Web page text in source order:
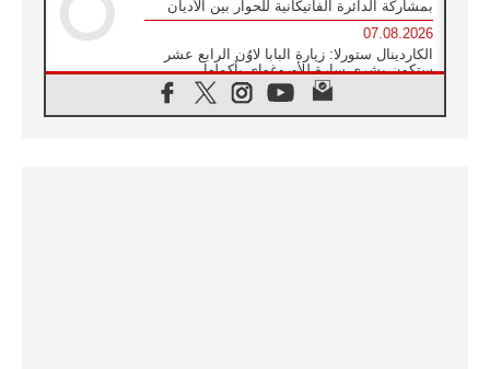
بمشاركة الدائرة الفاتيكانية للحوار بين الأديان
07.08.2026
الكاردينال ستورلا: زيارة البابا لاوُن الرابع عشر
ستكون بشرى سارة للأوروغواي بأكملها
الفاتيكان يعلن برنامج الزيارة الرسولية للبابا لاوُن